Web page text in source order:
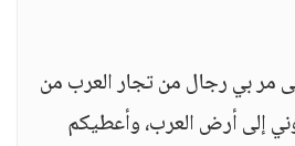
مر بي رجال من تجار العرب من
إلى أرض العرب، وأعطيكم